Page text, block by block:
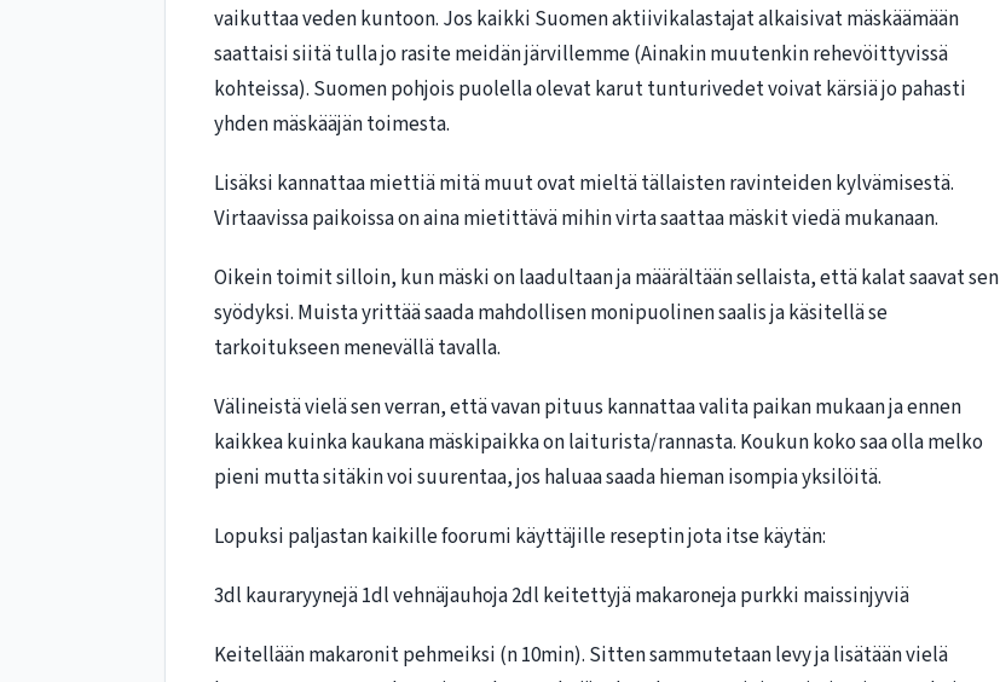
vaikuttaa veden kuntoon. Jos kaikki Suomen aktiivikalastajat alkaisivat mäskäämään
saattaisi siitä tulla jo rasite meidän järvillemme (Ainakin muutenkin rehevöittyvissä
kohteissa). Suomen pohjois puolella olevat karut tunturivedet voivat kärsiä jo pahasti
yhden mäskääjän toimesta.
Lisäksi kannattaa miettiä mitä muut ovat mieltä tällaisten ravinteiden kylvämisestä.
Virtaavissa paikoissa on aina mietittävä mihin virta saattaa mäskit viedä mukanaan.
Oikein toimit silloin, kun mäski on laadultaan ja määrältään sellaista, että kalat saavat sen
syödyksi. Muista yrittää saada mahdollisen monipuolinen saalis ja käsitellä se
tarkoitukseen menevällä tavalla.
Välineistä vielä sen verran, että vavan pituus kannattaa valita paikan mukaan ja ennen
kaikkea kuinka kaukana mäskipaikka on laiturista/rannasta. Koukun koko saa olla melko
pieni mutta sitäkin voi suurentaa, jos haluaa saada hieman isompia yksilöitä.
Lopuksi paljastan kaikille foorumi käyttäjille reseptin jota itse käytän:
3dl kauraryynejä 1dl vehnäjauhoja 2dl keitettyjä makaroneja purkki maissinjyviä
Keitellään makaronit pehmeiksi (n 10min). Sitten sammutetaan levy ja lisätään vielä